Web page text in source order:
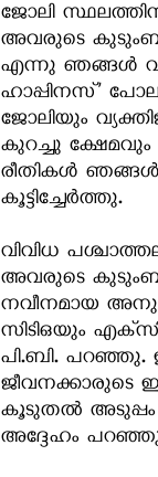
ജോലി
അവരുടെ
എന്നു ഞങ്ങൾ
ഹാപ്പിനസ്’
ജോലിയും
കുറച്ചു
രീതികൾ
കൂട്ടിച്ചേർത്തു.
വിവിധ
അവരുടെ
നവീനമായ
സിടിഒയും
പി.ബി. പറഞ്ഞു.
ജീവനക്കാരുടെ
കൂടുതല്‍ അടുപ്പം
അദ്ദേഹം